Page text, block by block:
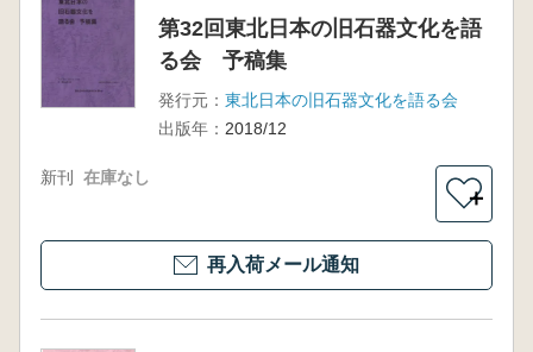
第32回東北日本の旧石器文化を語
る会 予稿集
発行元： 東北日本の旧石器文化を語る会
出版年： 2018/12
新刊 在庫なし
＋
再入荷メール通知